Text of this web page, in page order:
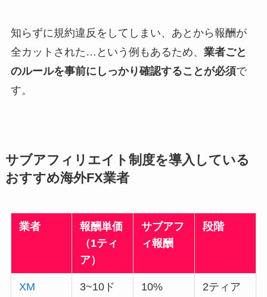
知らずに規約違反をしてしまい、あとから報酬が
全カットされた…という例もあるため、 業者ごと
のルールを事前にしっかり確認することが必須で
す。
サブアフィリエイト制度を導入している
おすすめ海外FX業者
業者
報酬単価
（1ティ
ア）
サブアフ
ィ報酬
段階
XM
3~10ド
10% 2ティア